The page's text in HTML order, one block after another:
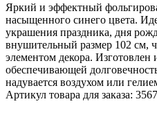
Яркий и эффектный
насыщенного синего цвета.
украшения праздника, дня
внушительный размер 102 см,
элементом декора. Изготовлен
обеспечивающей
надувается воздухом или
Артикул товара для заказа: